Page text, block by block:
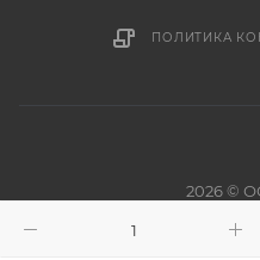
ПОЛИТИКА
2026 ©